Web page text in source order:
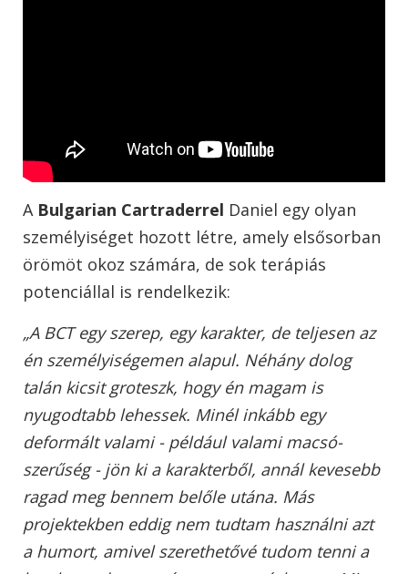
A Bulgarian Cartraderrel Daniel egy olyan
személyiséget hozott létre, amely elsősorban
örömöt okoz számára, de sok terápiás
potenciállal is rendelkezik:
„A BCT egy szerep, egy karakter, de teljesen az
én személyiségemen alapul. Néhány dolog
talán kicsit groteszk, hogy én magam is
nyugodtabb lehessek. Minél inkább egy
deformált valami - például valami macsó-
szerűség - jön ki a karakterből, annál kevesebb
ragad meg bennem belőle utána. Más
projektekben eddig nem tudtam használni azt
a humort, amivel szerethetővé tudom tenni a